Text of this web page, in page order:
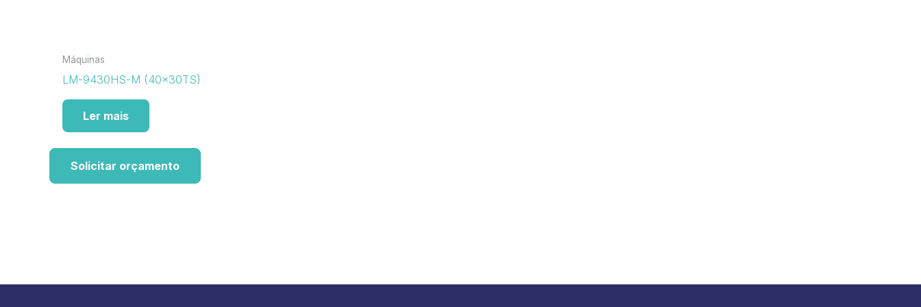
Máquinas
LM-9430HS-M (40x30TS)
Ler mais
Solicitar orçamento